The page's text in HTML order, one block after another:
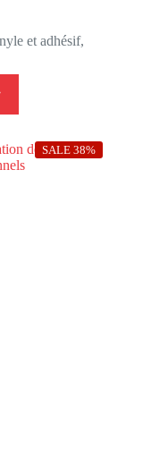
et adhésif,
SALE 38%